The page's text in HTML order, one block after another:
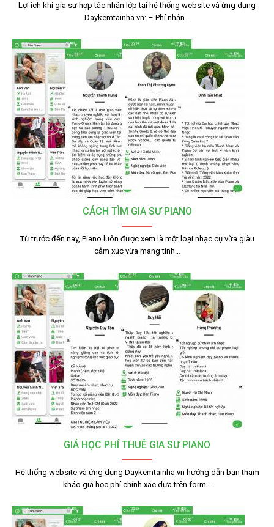
Lợi ích khi gia sư hợp tác nhận lớp tại hệ thống website và ứng dụng
Daykemtainha.vn: – Phí nhận…
CÁCH TÌM GIA SƯ PIANO
Từ trước đến nay, Piano luôn được xem là một loại nhạc cụ vừa giàu
cảm xúc vừa mang tính…
GIÁ HỌC PHÍ THUÊ GIA SƯ PIANO
Hệ thống website và ứng dụng Daykemtainha.vn hướng dẫn bạn tham
khảo giá học phí chính xác dựa trên form…